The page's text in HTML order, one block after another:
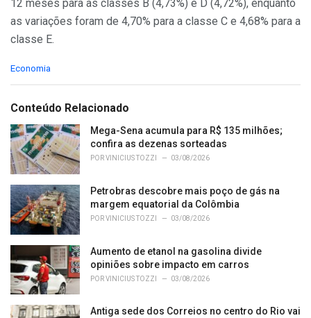
12 meses para as classes B (4,73%) e D (4,72%), enquanto
as variações foram de 4,70% para a classe C e 4,68% para a
classe E.
C
e
o
r
i
e
:
Economia
Conteúdo Relacionado
Mega-Sena acumula para R$ 135 milhões;
confira as dezenas sorteadas
PORVINICIUS TOZZI 03/08/2026
Petrobras descobre mais poço de gás na
margem equatorial da Colômbia
PORVINICIUS TOZZI 03/08/2026
Aumento de etanol na gasolina divide
opiniões sobre impacto em carros
PORVINICIUS TOZZI 03/08/2026
Antiga sede dos Correios no centro do Rio vai